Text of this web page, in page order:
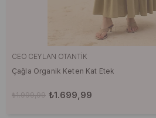
CEO CEYLAN OTANTIK
Çağla Organik Keten Kat Etek
₺1.699,99
₺1.999,99